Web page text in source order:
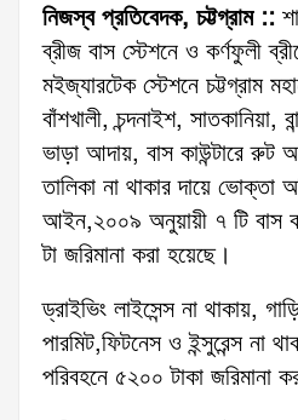
নিজস্ব প্রতিবেদক, চট্টগ্রাম ::
ব্রীজ বাস স্টেশনে ও কর্ণফুলী
মইজ্যারটেক স্টেশনে চট্টগ্রাম
বাঁশখালী, চন্দনাইশ, সাতকানিয়া,
ভাড়া আদায়, বাস কাউন্টারে রুট
তালিকা না থাকার দায়ে ভোক্তা
আইন,২০০৯ অনুয়ায়ী ৭ টি বাস
টা জরিমানা করা হয়েছে।
ড্রাইভিং লাইসেন্স না থাকায়,
পারমিট,ফিটনেস ও ইন্সুরেন্স না
পরিবহনে ৫২০০ টাকা জরিমানা